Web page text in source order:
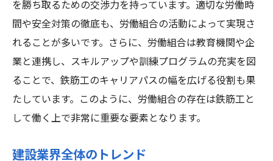
を勝ち取るための交渉力を持っています。適切な労働時
間や安全対策の徹底も、労働組合の活動によって実現さ
れることが多いです。さらに、労働組合は教育機関や企
業と連携し、スキルアップや訓練プログラムの充実を図
ることで、鉄筋工のキャリアパスの幅を広げる役割も果
たしています。このように、労働組合の存在は鉄筋工と
して働く上で非常に重要な要素となります。
建設業界全体のトレンド